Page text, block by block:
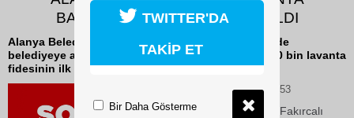
BAHÇESİNDE İLK HASAT YAPILDI
Alanya Belediyesi tarafından Fakırcalı Mahallesi'nde
belediyeye ait arazide yaklaşık 3 ay önce dikilen 30 bin lavanta
fidesinin ilk hasadı gerçekleştirildi.
08 Temmuz 2026 Çarşamba 11:53
Alanya Belediyesi tarafından Fakırcalı
TWITTER'DA
TAKİP ET
Bir Daha Gösterme